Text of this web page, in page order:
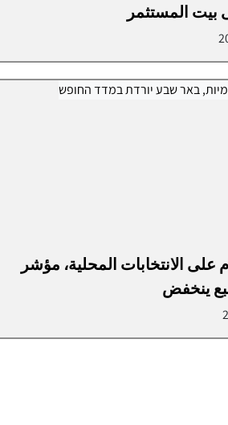
بيت المستثمر
على الانتخابات المحلية، مؤشر
ينخفض